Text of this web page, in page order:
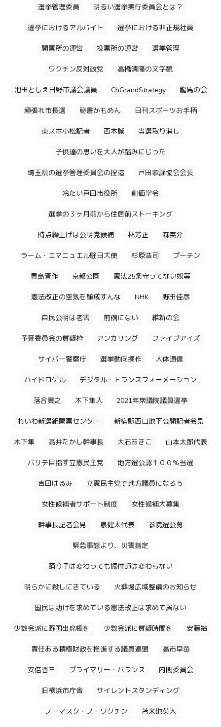
選挙管理委員 明るい選挙実行委員会とは？
選挙におけるアルバイト 選挙における非正規社員
開票所の運営 投票所の運営 選挙管理
ワクチン反対政党 高橋清隆の文学観
池田としえ日野市議会議員 ChGrandStrategy 龍馬の会
頑張れ市長選 秘書かもめん 日刊スポーツお手柄
東スポ小松記者 西本誠 当選取り消し
子供達の思いを大人が踏みにじった
埼玉県の選挙管理委員会の捏造 戸田歌謡協会会長
冷たい戸田市役所 創価学会
選挙の３ヶ月前から住居前ストーキング
時点繰上げは公明党候補 林芳正 森英介
ラーム・エマニュエル駐日大使 杉原浩司 プーチン
豊島晋作 京都公園 憲法25条守ってない奴等
憲法改正の空気を醸成すんな NHK 野田佳彦
自民公明は老害 前例にない 維新の会
予算委員会の質疑枠 アンカリング ファイブアイズ
サイバー警察庁 選挙動向操作 人体通信
ハイドロゲル デジタル・トランスフォーメーション
落合貴之 木下隼人 2021年衆議院議員選挙
れいわ新選組開票センター 新宿駅西口地下公開記者会見
木下隼 高井たかし幹事長 大石あきこ 山本太郎代表
パリテ目指す立憲民主党 地方選公認１００％当選
吉田はるみ 立憲民主党で地方議員になろう
女性候補者サポート制度 女性候補大募集
幹事長記者会見 泉健太代表 参院選公募
緊急事態より、災害指定
踊り子は変わっても振付師は変わらない
明らかに殺しにきている 火葬場広域整備のお知らせ
国民は助けを求めている憲法改正は求めて居ない
少数会派に野国出席権を 少数会派に質疑時間を 安藤裕
責任ある積極財政を推進する議員連盟 高市早苗
安倍晋三 プライマリー・バランス 内閣委員会
旧横浜市庁舎 サイレントスタンディング
ノーマスク・ノーワクチン 苫米地英人